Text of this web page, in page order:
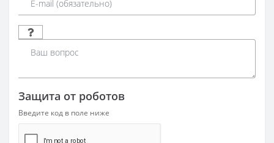
Защита от роботов
Введите код в поле ниже